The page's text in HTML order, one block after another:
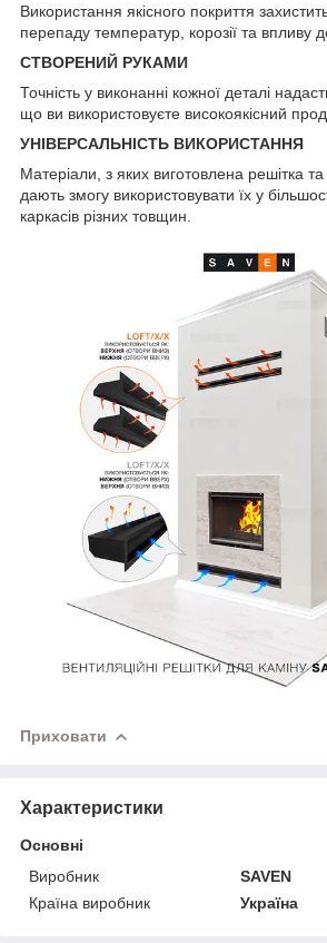
Використання якісного покриття
перепаду температур, корозії та впливу
СТВОРЕНИЙ РУКАМИ
Точність у виконанні кожної деталі
що ви використовуєте високоякісний
УНІВЕРСАЛЬНІСТЬ ВИКОРИСТАННЯ
Матеріали, з яких виготовлена решітка
дають змогу використовувати їх у
каркасів різних товщин.
Приховати
Характеристики
Основні
Виробник
SAVEN
Країна виробник
Україна